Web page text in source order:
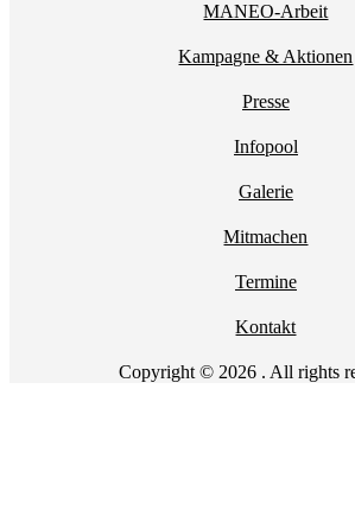
MANEO-Arbeit
Kampagne & Aktionen
Presse
Infopool
Galerie
Mitmachen
Termine
Kontakt
Copyright © 2026 . All rights